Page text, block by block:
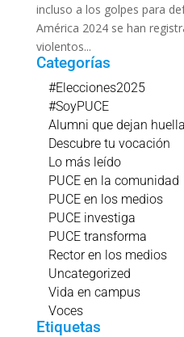
incluso a los golpes para
América 2024 se han
violentos...
Categorías
#Elecciones2025
#SoyPUCE
Alumni que dejan huella
Descubre tu vocación
Lo más leído
PUCE en la comunidad
PUCE en los medios
PUCE investiga
PUCE transforma
Rector en los medios
Uncategorized
Vida en campus
Voces
Etiquetas